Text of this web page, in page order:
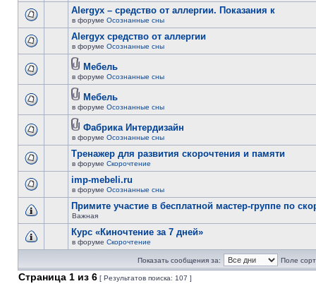
Alergyx – средство от аллергии. Показания к
в форуме Осознанные сны
Alergyx средство от аллергии
в форуме Осознанные сны
Мебель
в форуме Осознанные сны
Мебель
в форуме Осознанные сны
Фабрика Интердизайн
в форуме Осознанные сны
Тренажер для развития скорочтения и памяти
в форуме Скорочтение
imp-mebeli.ru
в форуме Осознанные сны
Примите участие в бесплатной мастер-группе по
Важная
Курс «Киночтение за 7 дней»
в форуме Скорочтение
Показать сообщения за: Поле
Страница 1 из 6 [ Результатов поиска: 107 ]